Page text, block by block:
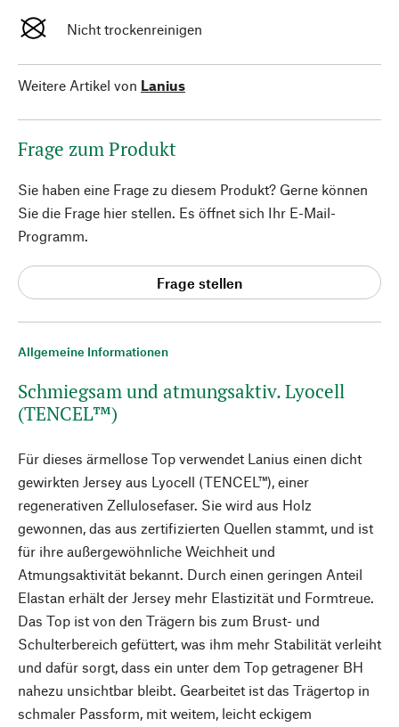
Allgemeine Informationen
Schmiegsam und atmungsaktiv. Lyocell
(TENCEL™)
Für dieses ärmellose Top verwendet Lanius einen dicht
gewirkten Jersey aus Lyocell (TENCEL™), einer
regenerativen Zellulosefaser. Sie wird aus Holz
gewonnen, das aus zertifizierten Quellen stammt, und ist
für ihre außergewöhnliche Weichheit und
Atmungsaktivität bekannt. Durch einen geringen Anteil
Elastan erhält der Jersey mehr Elastizität und Formtreue.
Das Top ist von den Trägern bis zum Brust- und
Schulterbereich gefüttert, was ihm mehr Stabilität verleiht
und dafür sorgt, dass ein unter dem Top getragener BH
nahezu unsichtbar bleibt. Gearbeitet ist das Trägertop in
schmaler Passform, mit weitem, leicht eckigem
Nicht trockenreinigen
Weitere Artikel von Lanius
Frage zum Produkt
Sie haben eine Frage zu diesem Produkt? Gerne können
Sie die Frage hier stellen. Es öffnet sich Ihr E-Mail-
Programm.
Frage stellen